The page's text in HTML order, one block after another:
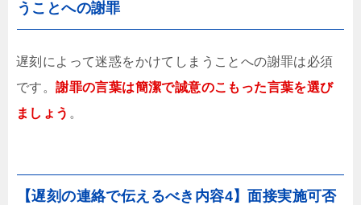
うことへの謝罪
遅刻によって迷惑をかけてしまうことへの謝罪は必須
です。謝罪の言葉は簡潔で誠意のこもった言葉を選び
ましょう 。
【遅刻の連絡で伝えるべき内容4】面接実施可否